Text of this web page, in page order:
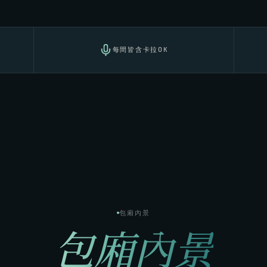
每間皆含卡拉OK
包廂內景
包廂內景